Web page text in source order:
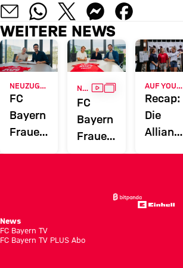
WEITERE NEWS
NEUZUGANG
FC
Bayern
Frauen
NEUZUGANG VIDEOGALLERIE
FC
Bayern
Frauen
verpflichten
AUF YOUTUBE
Recap:
Die
Allianz
FCB-
News
FC Bayern TV
FC Bayern TV PLUS Abo